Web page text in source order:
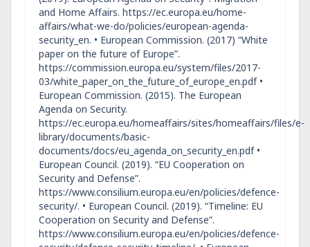
and Home Affairs. https://ec.europa.eu/home-
affairs/what-we-do/policies/european-agenda-
security_en. • European Commission. (2017) “White
paper on the future of Europe”.
https://commission.europa.eu/system/files/2017-
03/white_paper_on_the_future_of_europe_en.pdf •
European Commission. (2015). The European
Agenda on Security.
https://ec.europa.eu/homeaffairs/sites/homeaffairs/files/e-
library/documents/basic-
documents/docs/eu_agenda_on_security_en.pdf •
European Council. (2019). “EU Cooperation on
Security and Defense”.
https://www.consilium.europa.eu/en/policies/defence-
security/. • European Council. (2019). “Timeline: EU
Cooperation on Security and Defense”.
https://www.consilium.europa.eu/en/policies/defence-